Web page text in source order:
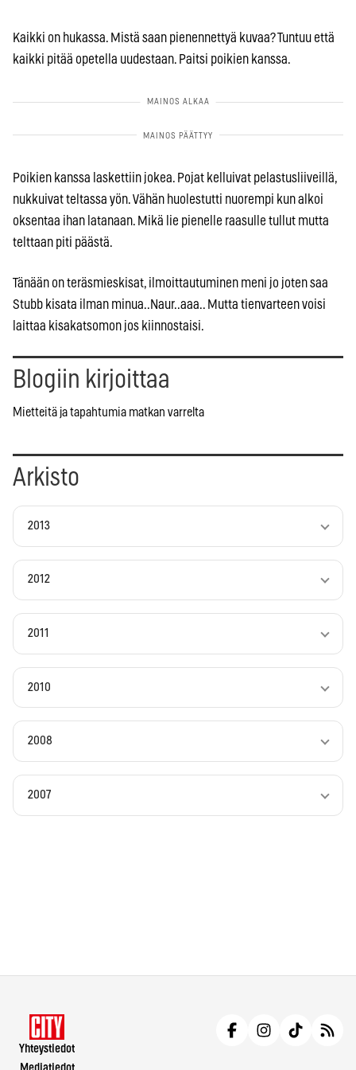
Kaikki on hukassa. Mistä saan pienennettyä kuvaa? Tuntuu että
kaikki pitää opetella uudestaan. Paitsi poikien kanssa.
Poikien kanssa laskettiin jokea. Pojat kelluivat pelastusliiveillä,
nukkuivat teltassa yön. Vähän huolestutti nuorempi kun alkoi
oksentaa ihan latanaan. Mikä lie pienelle raasulle tullut mutta
telttaan piti päästä.
Tänään on teräsmieskisat, ilmoittautuminen meni jo joten saa
Stubb kisata ilman minua..Naur..aaa.. Mutta tienvarteen voisi
laittaa kisakatsomon jos kiinnostaisi.
Blogiin kirjoittaa
Mietteitä ja tapahtumia matkan varrelta
Arkisto
2013
2012
2011
2010
2008
2007
Yhteystiedot